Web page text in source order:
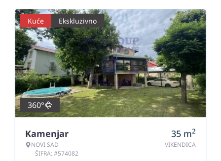
Kuće Ekskluzivno
360°
Kamenjar
NOVI SAD
ŠIFRA: #574082
35 m2
VIKENDICA